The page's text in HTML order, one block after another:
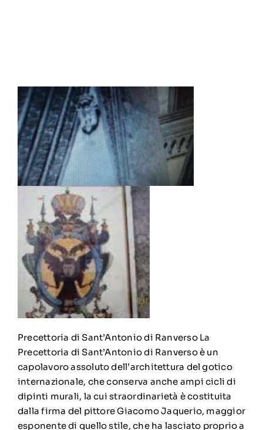
Precettoria di Sant’Antonio di Ranverso La
Precettoria di Sant’Antonio di Ranverso è un
capolavoro assoluto dell’architettura del gotico
internazionale, che conserva anche ampi cicli di
dipinti murali, la cui straordinarietà è costituita
dalla firma del pittore Giacomo Jaquerio, maggior
esponente di quello stile, che ha lasciato proprio a